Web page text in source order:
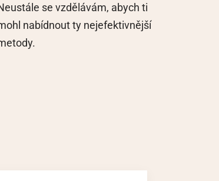
se vzdělávám, abych ti
nabídnout ty nejefektivnější